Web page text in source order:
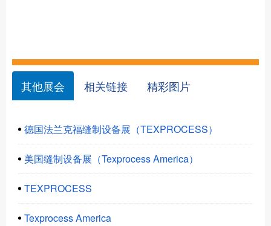
其他展会 相关链接 精彩图片
德国法兰克福缝制设备展（TEXPROCESS）
美国缝制设备展（Texprocess America）
TEXPROCESS
Texprocess America